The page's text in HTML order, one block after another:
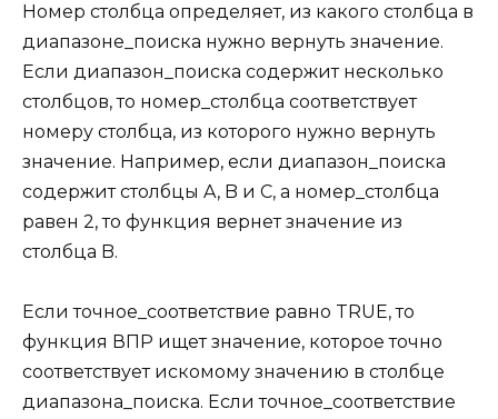
Номер столбца определяет, из какого столбца в
диапазоне_поиска нужно вернуть значение.
Если диапазон_поиска содержит несколько
столбцов, то номер_столбца соответствует
номеру столбца, из которого нужно вернуть
значение. Например, если диапазон_поиска
содержит столбцы A, B и C, а номер_столбца
равен 2, то функция вернет значение из
столбца B.
Если точное_соответствие равно TRUE, то
функция ВПР ищет значение, которое точно
соответствует искомому значению в столбце
диапазона_поиска. Если точное_соответствие